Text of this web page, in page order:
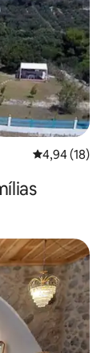
Classificação
4,94 (18)